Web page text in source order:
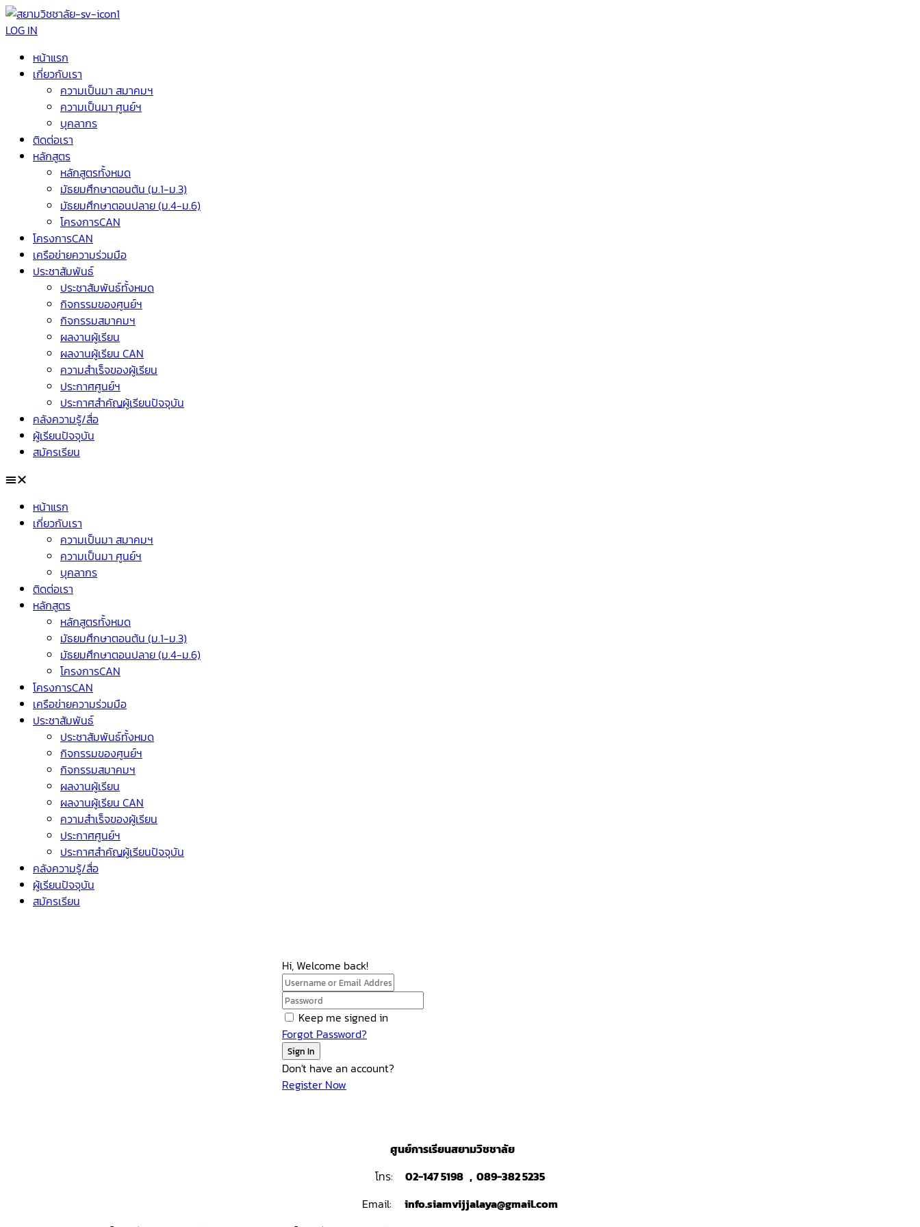
LOG IN
หน้าแรก
เกี่ยวกับเรา
ความเป็นมา สมาคมฯ
ความเป็นมา ศูนย์ฯ
บุคลากร
ติดต่อเรา
หลักสูตร
หลักสูตรทั้งหมด
มัธยมศึกษาตอนต้น (ม.1-ม.3)
มัธยมศึกษาตอนปลาย (ม.4-ม.6)
โครงการCAN
โครงการCAN
เครือข่ายความร่วมมือ
ประชาสัมพันธ์
ประชาสัมพันธ์ทั้งหมด
กิจกรรมของศูนย์ฯ
กิจกรรมสมาคมฯ
ผลงานผู้เรียน
ผลงานผู้เรียน CAN
ความสำเร็จของผู้เรียน
ประกาศศูนย์ฯ
ประกาศสำคัญผู้เรียนปัจจุบัน
คลังความรู้/สื่อ
ผู้เรียนปัจจุบัน
สมัครเรียน
หน้าแรก
เกี่ยวกับเรา
ความเป็นมา สมาคมฯ
ความเป็นมา ศูนย์ฯ
บุคลากร
ติดต่อเรา
หลักสูตร
หลักสูตรทั้งหมด
มัธยมศึกษาตอนต้น (ม.1-ม.3)
มัธยมศึกษาตอนปลาย (ม.4-ม.6)
โครงการCAN
โครงการCAN
เครือข่ายความร่วมมือ
ประชาสัมพันธ์
ประชาสัมพันธ์ทั้งหมด
กิจกรรมของศูนย์ฯ
กิจกรรมสมาคมฯ
ผลงานผู้เรียน
ผลงานผู้เรียน CAN
ความสำเร็จของผู้เรียน
ประกาศศูนย์ฯ
ประกาศสำคัญผู้เรียนปัจจุบัน
คลังความรู้/สื่อ
ผู้เรียนปัจจุบัน
สมัครเรียน
Hi, Welcome back!
Keep me signed in
Forgot Password?
Sign In
Don't have an account?
Register Now
ศูนย์การเรียนสยามวิชชาลัย
โทร:
02-147 5198 , 089-382 5235
Email:
info.siamvijjalaya@gmail.com